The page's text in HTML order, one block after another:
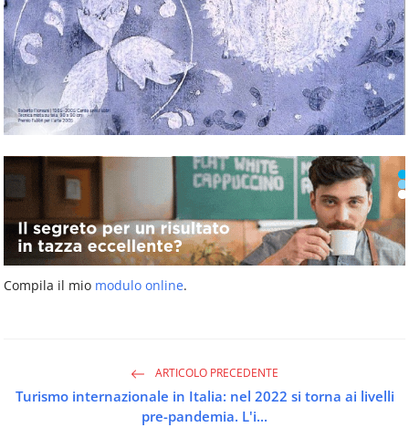
Compila il mio modulo online.
ARTICOLO PRECEDENTE
Turismo internazionale in Italia: nel 2022 si torna ai livelli
pre-pandemia. L'i...